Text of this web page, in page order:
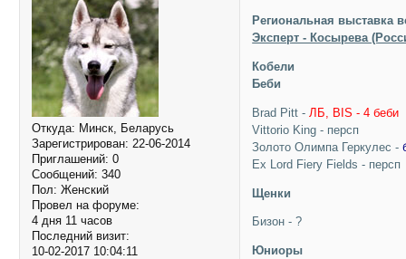
Откуда: Минск, Беларусь
Зарегистрирован: 22-06-2014
Приглашений: 0
Сообщений: 340
Пол: Женский
Провел на форуме:
4 дня 11 часов
Последний визит:
10-02-2017 10:04:11
Региональная выставка
Эксперт - Косырева
Кобели
Беби
Brad Pitt - ЛБ, BIS - 4 беби
Vittorio King - персп
Золото Олимпа Геркулес -
Ex Lord Fiery Fields - персп
Щенки
Бизон - ?
Юниоры